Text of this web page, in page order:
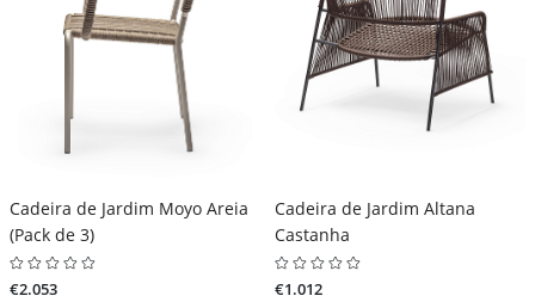
Cadeira de Jardim Moyo Areia
(Pack de 3)
€2.053
Cadeira de Jardim Altana
Castanha
€1.012